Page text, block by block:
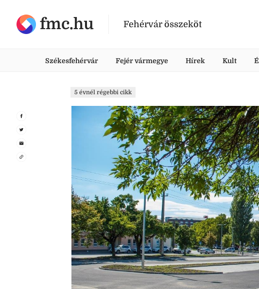
fmc.hu Fehérvár összeköt
Székesfehérvár Fejér vármegye Hírek Kult
5 évnél régebbi cikk